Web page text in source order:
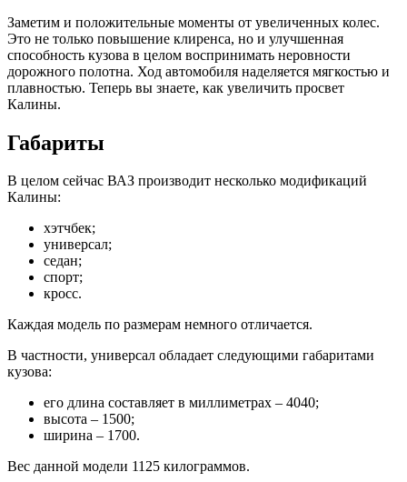
Заметим и положительные моменты от увеличенных колес.
Это не только повышение клиренса, но и улучшенная
способность кузова в целом воспринимать неровности
дорожного полотна. Ход автомобиля наделяется мягкостью и
плавностью. Теперь вы знаете, как увеличить просвет
Калины.
Габариты
В целом сейчас ВАЗ производит несколько модификаций
Калины:
хэтчбек;
универсал;
седан;
спорт;
кросс.
Каждая модель по размерам немного отличается.
В частности, универсал обладает следующими габаритами
кузова:
его длина составляет в миллиметрах – 4040;
высота – 1500;
ширина – 1700.
Вес данной модели 1125 килограммов.